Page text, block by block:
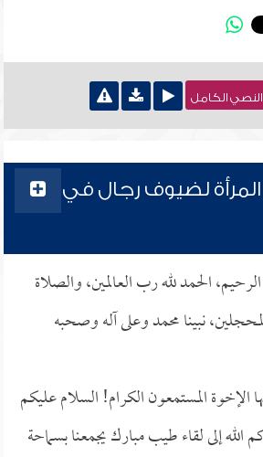
النصي الكامل
لضيوف رجال في
الحمد لله رب العالمين، والصلاة
نبينا محمد وعلى آله وصحبه
الإخوة المستمعون الكرام! السلام عليكم
الله إلى لقاء طيب مبارك يجمعنا بسماحة